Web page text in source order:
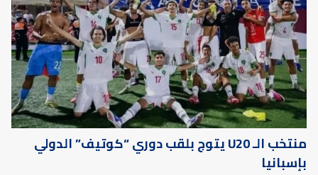
منتخب الـ U20 يتوج بلقب دوري “كوتيف” الدولي
بإسبانيا